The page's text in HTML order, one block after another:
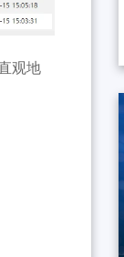
观地